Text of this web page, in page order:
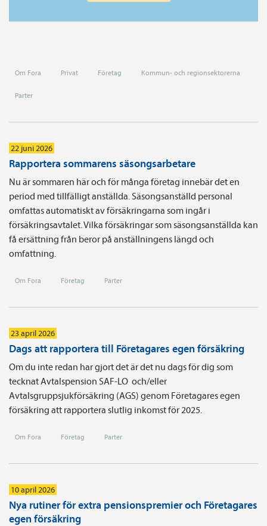
Om Fora Privat Företag Kommun- och regionsektorerna
Parter
22 juni 2026
Rapportera sommarens säsongsarbetare
Nu är sommaren här och för många företag innebär det en
period med tillfälligt anställda. Säsongsanställd personal
omfattas automatiskt av försäkringarna som ingår i
försäkringsavtalet. Vilka försäkringar som säsongsanställda kan
få ersättning från beror på anställningens längd och
omfattning.
Om Fora Företag Parter
23 april 2026
Dags att rapportera till Företagares egen försäkring
Om du inte redan har gjort det är det nu dags för dig som
tecknat Avtals­pension SAF-LO och/eller
Avtalsgruppsjukförsäkring (AGS) genom Företagares egen
försäkring att rapportera slutlig inkomst för 2025.
Om Fora Företag Parter
10 april 2026
Nya rutiner för extra pensionspremier och Företagares
egen försäkring